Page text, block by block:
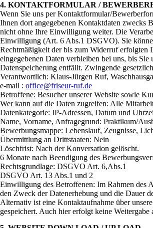
4. KONTAKTFORMULAR /
Wenn Sie uns per Kontaktformular/
Ihnen dort angegebenen Kontaktdaten zwecks
nicht ohne Ihre Einwilligung weiter. Die
Einwilligung (Art. 6 Abs.1 DSGVO). Sie
Rechtmäßigkeit der bis zum Widerruf
eingegebenen Daten verbleiben bei uns, bis
Datenspeicherung entfällt. Zwingende
Verantwortlich: Klaus-Jürgen Ruf,
e-mail : office@friseur-ruf.de
Betroffene: Besucher unserer Website sowie
Wer kann auf die Daten zugreifen: Alle
Datenkategorie: IP-Adressen, Datum und
Name, Vorname, Anfragegrund: Praktikum/
Bewerbungsmappe: Lebenslauf, Zeugnisse,
Übermittlung an Drittstaaten: Nein
Löschfrist: Nach der Konversation gelöscht.
6 Monate nach Beendigung des
Rechtsgrundlage: DSGVO Art. 6,Abs.1
DSGVO Art. 13 Abs.1 und 2
Einwilligung des Betroffenen: Im Rahmen des
den Zweck der Datenerhebung und die Dauer
Alternativ ist eine Kontaktaufnahme über
gespeichert. Auch hier erfolgt keine Weitergabe